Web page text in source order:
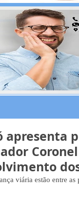
apresenta
viária estão entre